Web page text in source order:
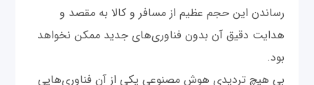
رساندن این حجم عظیم از مسافر و کالا به مقصد و
هدایت دقیق آن بدون فناوری‌های جدید ممکن نخواهد
بود.
بی‌ هیچ تردیدی هوش مصنوعی یکی از آن فناوری‌هایی